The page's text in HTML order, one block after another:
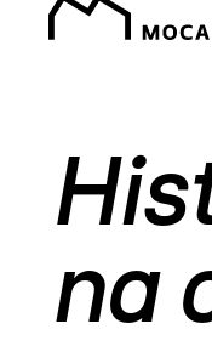
na